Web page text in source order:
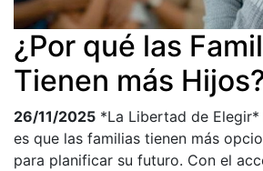
¿Por qué las
Tienen más
26/11/2025 *La Libertad de
es que las familias tienen más
para planificar su futuro. Con el